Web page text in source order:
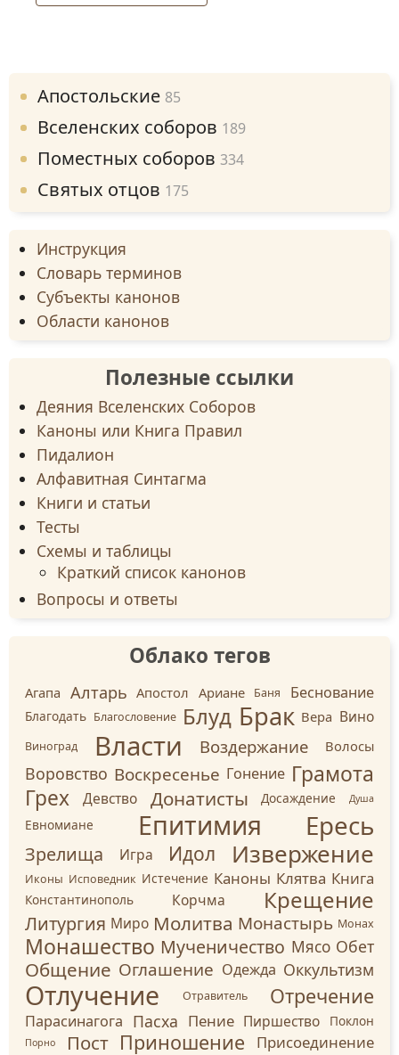
Апостольские 85
Вселенских соборов 189
Поместных соборов 334
Святых отцов 175
Инструкция
Словарь терминов
Субъекты канонов
Области канонов
Полезные ссылки
Деяния Вселенских Соборов
Каноны или Книга Правил
Пидалион
Алфавитная Синтагма
Книги и статьи
Тесты
Схемы и таблицы
Краткий список канонов
Вопросы и ответы
Облако тегов
Агапа Алтарь Апостол Ариане Баня Беснование
Благодать Благословение Блуд Брак Вера Вино
Виноград Власти Воздержание Волосы
Воровство Воскресенье Гонение Грамота
Грех Девство Донатисты Досаждение Душа
Евномиане Епитимия Ересь
Зрелища Игра Идол Извержение
Иконы Исповедник Истечение Каноны Клятва Книга
Константинополь Корчма Крещение
Литургия Миро Молитва Монастырь Монах
Монашество Мученичество Мясо Обет
Общение Оглашение Одежда Оккультизм
Отлучение Отравитель Отречение
Парасинагога Пасха Пение Пиршество Поклон
Порно Пост Приношение Присоединение